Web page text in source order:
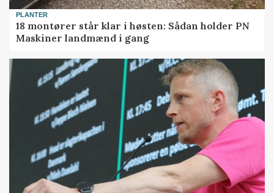
PLANTER
18 montører står klar i høsten: Sådan holder PN
Maskiner landmænd i gang